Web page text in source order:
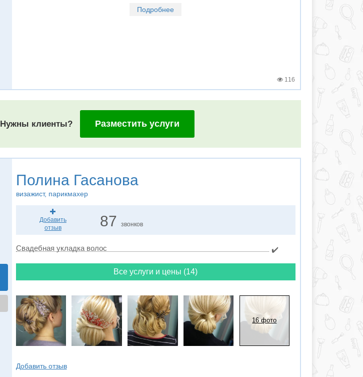
Подробнее
116
Нужны клиенты? Разместить услуги
Полина Гасанова
визажист, парикмахер
Добавить
отзыв
87 звонков
Свадебная укладка волос ✔️
Все услуги и цены (14)
16 фото
Добавить отзыв